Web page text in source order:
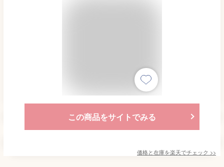
この商品をサイトでみる
価格と在庫を楽天でチェック >>